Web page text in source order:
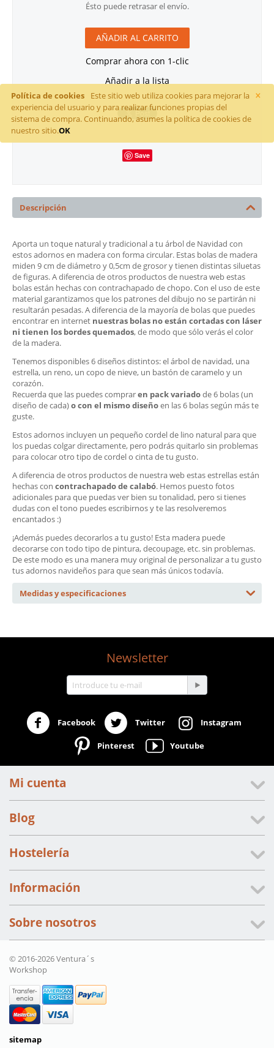
×
Política de cookies
Este sitio web utiliza cookies para mejorar la
experiencia del usuario y para realizar funciones propias del
sistema de compra. Continuando, asumes la política de cookies de
nuestro sitio.OK
Ésto puede retrasar el envío.
AÑADIR AL CARRITO
Comprar ahora con 1-clic
Añadir a la lista
Save
Descripción
Aporta un toque natural y tradicional a tu árbol de Navidad con
estos adornos en madera con forma circular. Estas bolas de madera
miden 9 cm de diámetro y 0,5cm de grosor y tienen distintas siluetas
de figuras. A diferencia de otros productos de nuestra web estas
bolas están hechas con contrachapado de chopo. Con el uso de este
material garantizamos que los patrones del dibujo no se partirán ni
resultarán pesadas. A diferencia de la mayoría de bolas que puedes
encontrar en internet nuestras bolas no están cortadas con láser
ni tienen los bordes quemados, de modo que sólo verás el color
de la madera.
Tenemos disponibles 6 diseños distintos: el árbol de navidad, una
estrella, un reno, un copo de nieve, un bastón de caramelo y un
corazón.
Recuerda que las puedes compraren pack variadode 6 bolas (un
diseño de cada)ocon el mismo diseñoen las 6 bolas según más te
guste.
Estos adornos incluyen un pequeño cordel de lino natural para que
los puedas colgar directamente, pero podrás quitarlo sin problemas
para colocar otro tipo de cordel o cinta de tu gusto.
A diferencia de otros productos de nuestra web estas estrellas están
hechas con contrachapado de calabó. Hemos puesto fotos
adicionales para que puedas ver bien su tonalidad, pero si tienes
dudas con el tono puedes escribirnos y te las resolveremos
encantados :)
¡Además puedes decorarlos a tu gusto! Esta madera puede
decorarse con todo tipo de pintura, decoupage, etc. sin problemas.
De este modo es una manera muy original de personalizar a tu gusto
tus adornos navideños para que sean más únicos todavía.
Medidas y especificaciones
Newsletter
Facebook Twitter Instagram
Pinterest Youtube
Mi cuenta
Blog
Hostelería
Información
Sobre nosotros
© 2016-2026 Ventura´s
Workshop
sitemap